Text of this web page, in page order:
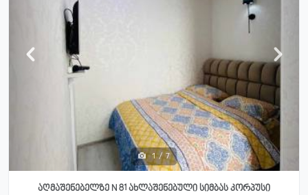
1 / 7
აღმაშენებელზე N 81 ახლაშენებული სიმბას კორპუსი